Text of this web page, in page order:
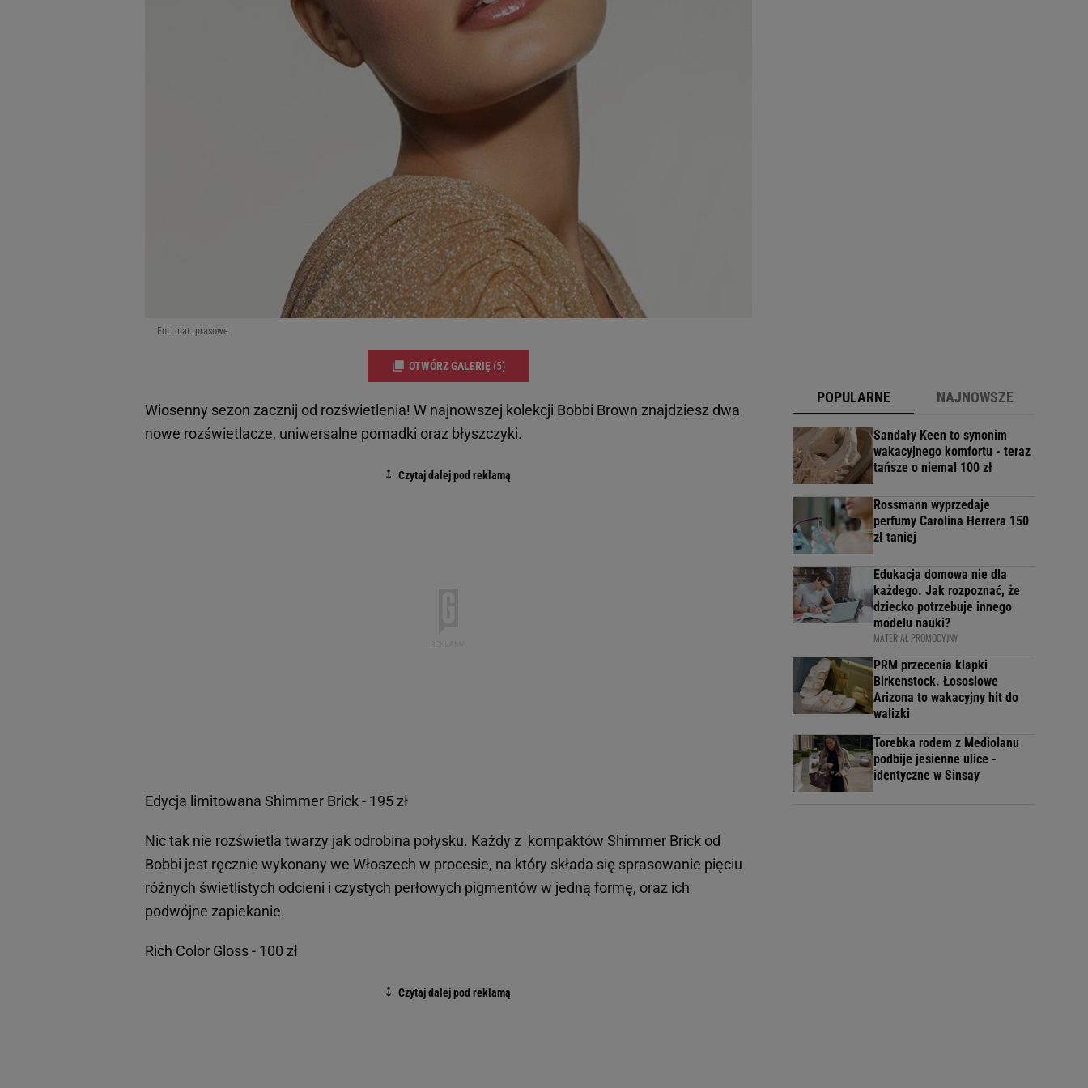
Fot. mat. prasowe
OTWÓRZ GALERIĘ (5)
Wiosenny sezon zacznij od rozświetlenia! W najnowszej kolekcji Bobbi Brown znajdziesz dwa
nowe rozświetlacze, uniwersalne pomadki oraz błyszczyki.
Edycja limitowana Shimmer Brick - 195 zł
Nic tak nie rozświetla twarzy jak odrobina połysku. Każdy z kompaktów Shimmer Brick od
Bobbi jest ręcznie wykonany we Włoszech w procesie, na który składa się sprasowanie pięciu
różnych świetlistych odcieni i czystych perłowych pigmentów w jedną formę, oraz ich
podwójne zapiekanie.
Rich Color Gloss - 100 zł
POPULARNE NAJNOWSZE
Sandały Keen to synonim
wakacyjnego komfortu - teraz
tańsze o niemal 100 zł
Rossmann wyprzedaje
perfumy Carolina Herrera 150
zł taniej
Edukacja domowa nie dla
każdego. Jak rozpoznać, że
dziecko potrzebuje innego
modelu nauki?
MATERIAŁ PROMOCYJNY
PRM przecenia klapki
Birkenstock. Łososiowe
Arizona to wakacyjny hit do
walizki
Torebka rodem z Mediolanu
podbije jesienne ulice -
identyczne w Sinsay